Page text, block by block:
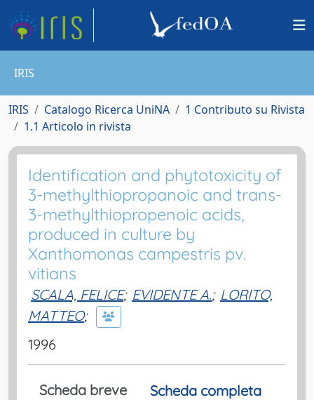
IRIS
IRIS Catalogo Ricerca UniNA
1 Contributo su Rivista
1.1 Articolo in rivista
Identification and phytotoxicity of
3-methylthiopropanoic and trans-
3-methylthiopropenoic acids,
produced in culture by
Xanthomonas campestris pv.
vitians
SCALA, FELICE; EVIDENTE A.; LORITO,
MATTEO;
1996
Scheda breve
Scheda completa